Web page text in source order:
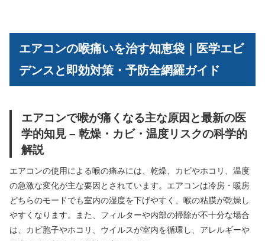
エアコンの喉痛いを治す知恵袋｜医学エビ
デンスと即効対策・予防全網羅ガイド
エアコンで喉が痛くなる主な原因と最新の医
学的知見 – 乾燥・カビ・温度リスクの科学的
解説
エアコンの使用による喉の痛みには、乾燥、カビやホコリ、温度
の急激な変化が主な要因とされています。エアコンは冷房・暖房
どちらのモードでも室内の湿度を下げやすく、喉の粘膜が乾燥し
やすくなります。また、フィルターや内部の掃除が不十分な場合
は、カビ胞子やホコリ、ウイルスが室内を循環し、アレルギーや